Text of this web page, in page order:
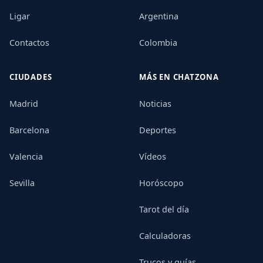
Ligar
Contactos
Argentina
Colombia
CIUDADES
Madrid
Barcelona
Valencia
Sevilla
MÁS EN CHATZONA
Noticias
Deportes
Vídeos
Horóscopo
Tarot del día
Calculadoras